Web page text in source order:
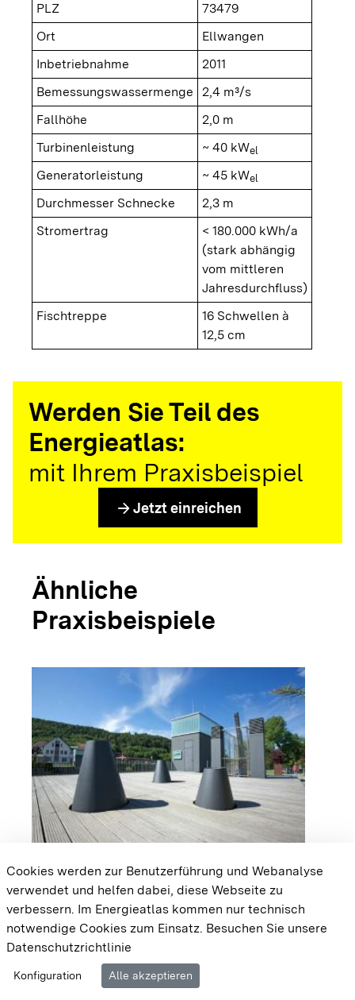
PLZ
73479
Ort
Ellwangen
Inbetriebnahme
2011
Bemessungswassermenge
2,4 m³/s
Fallhöhe
2,0 m
Turbinenleistung
~ 40 kWel
Generatorleistung ~ 45 kWel
Durchmesser Schnecke
2,3 m
Stromertrag
< 180.000 kWh/a
(stark abhängig
vom mittleren
Jahresdurchfluss)
Fischtreppe
16 Schwellen à
12,5 cm
Werden Sie Teil des
Energieatlas:
mit Ihrem Praxisbeispiel
arrow_forward Jetzt einreichen
Ähnliche
Praxisbeispiele
arrow_forward Flusskraftwerk Horb am Neckar
{{#displayPraxisbeispielMap}} {{{body}}}
{{/displayPraxisbeispielMap}}
Cookie-EinstellungenBarrierefreiheit
Impressum
Cookies werden zur Benutzerführung und Webanalyse
verwendet und helfen dabei, diese Webseite zu
verbessern. Im Energieatlas kommen nur technisch
notwendige Cookies zum Einsatz. Besuchen Sie unsere
Datenschutzrichtlinie
Konfiguration Alle akzeptieren